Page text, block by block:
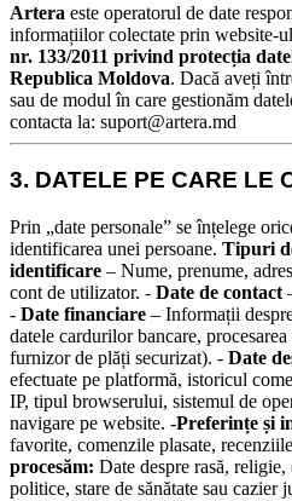
Artera este operatorul de date
informațiilor colectate prin website-
nr. 133/2011 privind protecția
Republica Moldova. Dacă aveți
sau de modul în care gestionăm
contacta la: suport@artera.md
3. DATELE PE CARE LE
Prin „date personale” se înțelege
identificarea unei persoane. Tipuri
identificare – Nume, prenume,
cont de utilizator. - Date de contact
- Date financiare – Informații
datele cardurilor bancare,
furnizor de plăți securizat). - Date
efectuate pe platformă, istoricul
IP, tipul browserului, sistemul de
navigare pe website. -Preferințe și
favorite, comenzile plasate,
procesăm: Date despre rasă,
politice, stare de sănătate sau cazier